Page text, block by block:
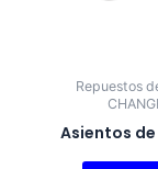
Repuestos
Asientos